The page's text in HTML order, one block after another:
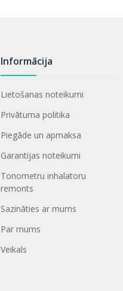
Informācija
Lietošanas noteikumi
Privātuma politika
Piegāde un apmaksa
Garantijas noteikumi
Tonometru inhalatoru
remonts
Sazināties ar mums
Par mums
Veikals